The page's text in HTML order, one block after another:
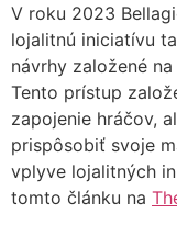
V roku 2023
lojalitnú iniciatívu
návrhy založené
Tento prístup
zapojenie hráčov,
prispôsobiť svoje
vplyve lojalitných
tomto článku na